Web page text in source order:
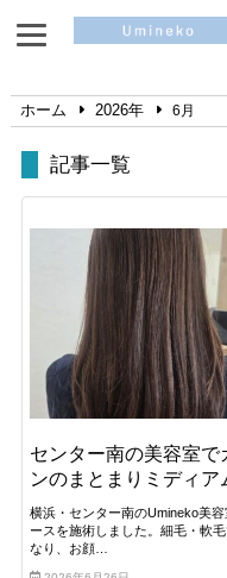
ホーム 2026年 6月
記事一覧
センター南の美容室
ンのまとまりミディア
横浜・センター南のUmineko美
ースを施術しました。細毛・軟
なり、お顔…